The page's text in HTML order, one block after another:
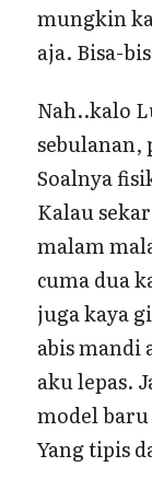
mungkin
aja. Bisa-
Nah..kalo
sebulanan,
Soalnya
Kalau
malam
cuma dua
juga kaya
abis mandi
aku lepas.
model
Yang tipis